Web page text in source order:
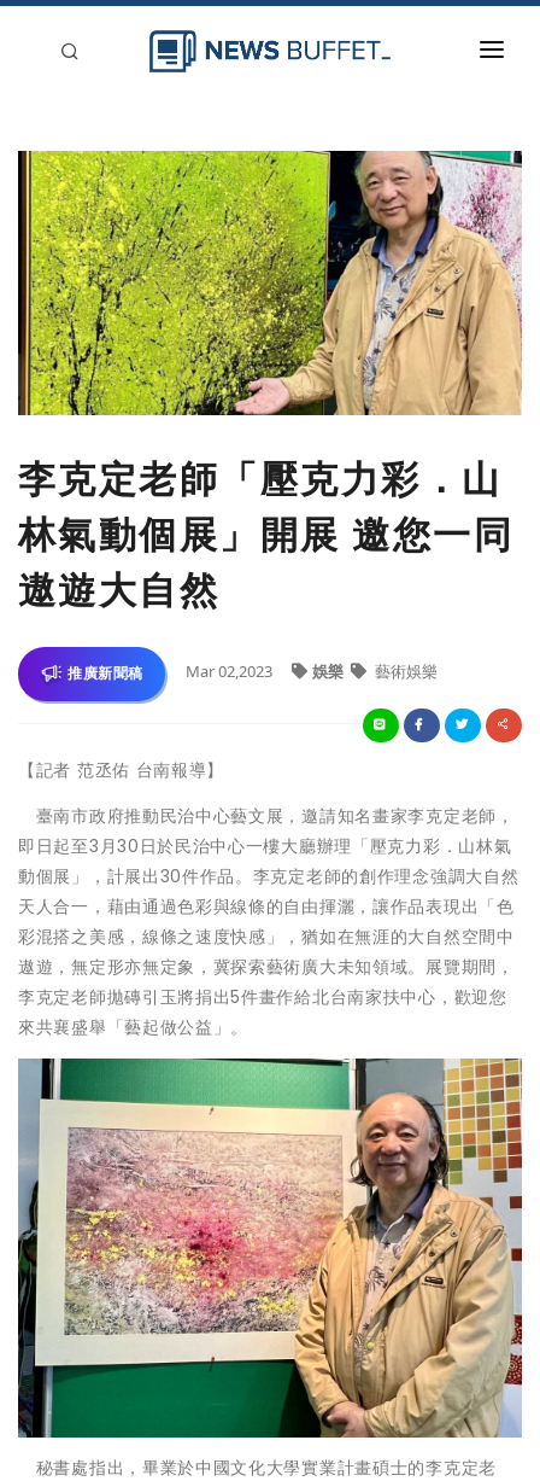
新聞稿分類
登入
刊登
李克定老師「壓克力彩．山
林氣動個展」開展 邀您一同
遨遊大自然
推廣新聞稿 Mar 02,2023 娛樂 藝術娛樂
【記者 范丞佑 台南報導】
臺南市政府推動民治中心藝文展，邀請知名畫家李克定老師，
即日起至3月30日於民治中心一樓大廳辦理「壓克力彩．山林氣
動個展」，計展出30件作品。李克定老師的創作理念強調大自然
天人合一，藉由通過色彩與線條的自由揮灑，讓作品表現出「色
彩混搭之美感，線條之速度快感」，猶如在無涯的大自然空間中
遨遊，無定形亦無定象，冀探索藝術廣大未知領域。展覽期間，
李克定老師拋磚引玉將捐出5件畫作給北台南家扶中心，歡迎您
來共襄盛舉「藝起做公益」。
秘書處指出，畢業於中國文化大學實業計畫碩士的李克定老